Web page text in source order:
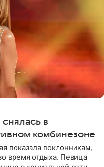
в
комбинезоне
показала поклонникам,
время отдыха. Певица